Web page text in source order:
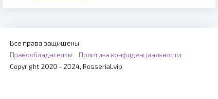
Все права защищены.
Правообладателям
Политика конфиденциальности
Copyright 2020 - 2024, Rosserial.vip